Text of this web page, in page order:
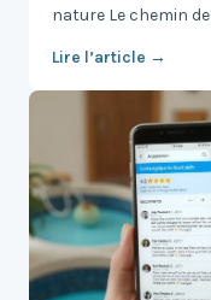
nature Le chemin
Lire l’article →